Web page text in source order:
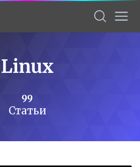
Linux
99
Статьи